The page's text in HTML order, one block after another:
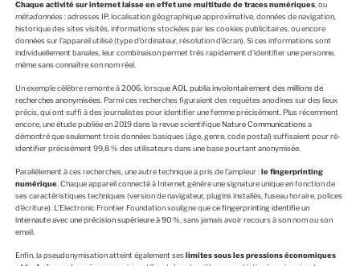
Chaque activité sur internet laisse en effet une multitude de traces numériques, ou
métadonnées: adresses IP, localisation géographique approximative, données de navigation,
historique des sites visités, informations stockées par les cookies publicitaires, ou encore
données sur l’appareil utilisé (type d’ordinateur, résolution d’écran). Si ces informations sont
individuellement banales, leur combinaison permet très rapidement d’identifier une personne,
même sans connaître son nom réel.
Un exemple célèbre remonte à 2006, lorsqueAOL publia involontairement des millions de
recherches anonymisées. Parmi ces recherches figuraient des requêtes anodines sur des lieux
précis, qui ont suffi à des journalistes pour identifier une femme précisément. Plus récemment
encore, une étude publiée en 2019 dans la revue scientifique Nature Communicationsa
démontré que seulement trois données basiques (âge, genre, code postal) suffisaient pour ré-
identifier précisément 99,8 % des utilisateurs dans une base pourtant anonymisée.
Parallèlement à ces recherches, une autre technique a pris de l’ampleur :le fingerprinting
numérique. Chaque appareil connecté à Internet génère une signature unique en fonction de
ses caractéristiques techniques (version de navigateur, plugins installés, fuseau horaire, polices
d’écriture). L’Electronic Frontier Foundation souligne quece fingerprinting identifie un
internaute avec une précision supérieure à 90 %, sans jamais avoir recours à son nom ou son
email.
Enfin, la pseudonymisation atteint également seslimites sous les pressions économiques